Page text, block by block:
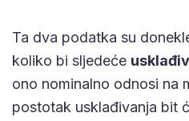
Ta dva podatka su
koliko bi sljedeće
ono nominalno odnosi na
postotak usklađivanja bit